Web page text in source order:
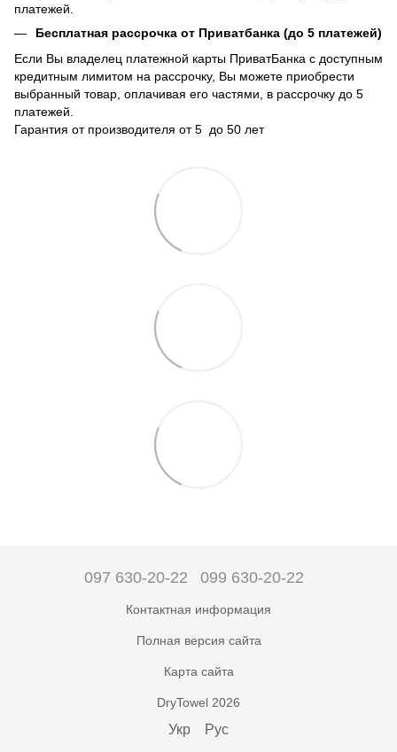
платежей.
Бесплатная рассрочка от Приватбанка (до 5 платежей)
Если Вы владелец платежной карты ПриватБанка с доступным
кредитным лимитом на рассрочку, Вы можете приобрести
выбранный товар, оплачивая его частями, в рассрочку до 5
платежей.
Гарантия от производителя от 5 до 50 лет
097 630-20-22 099 630-20-22
Контактная информация
Полная версия сайта
Карта сайта
DryTowel 2026
Укр Рус